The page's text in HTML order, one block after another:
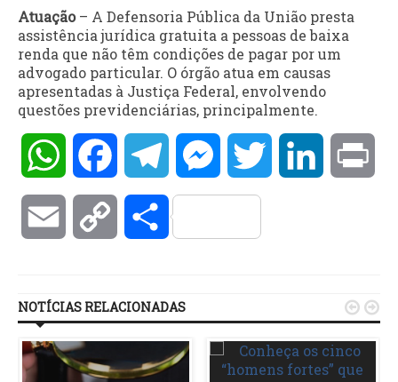
Atuação– A Defensoria Pública da União presta
assistência jurídica gratuita a pessoas de baixa
renda que não têm condições de pagar por um
advogado particular. O órgão atua em causas
apresentadas à Justiça Federal, envolvendo
questões previdenciárias, principalmente.
WhatsAppFacebookTelegramMessengerTwitter LinkedIn
Email Copy Compartilhar
NOTÍCIAS RELACIONADAS  